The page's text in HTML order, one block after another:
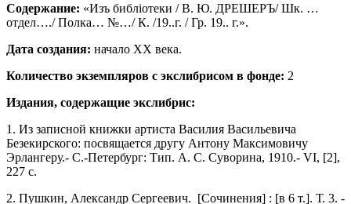
Содержание: «Изъ библiотеки / В. Ю. ДРЕШЕРЪ/ Шк. …
отдел…./ Полка… №…/ К. /19..г. / Гр. 19.. г.».
Дата создания: начало ХХ века.
Количество экземпляров с экслибрисом в фонде: 2
Издания, содержащие экслибрис:
1. Из записной книжки артиста Василия Васильевича
Безекирского: посвящается другу Антону Максимовичу
Эрлангеру.- С.-Петербург: Тип. А. С. Суворина, 1910.- VI, [2],
227 с.
2. Пушкин, Александр Сергеевич. [Сочинения] : [в 6 т.]. Т. 3. -